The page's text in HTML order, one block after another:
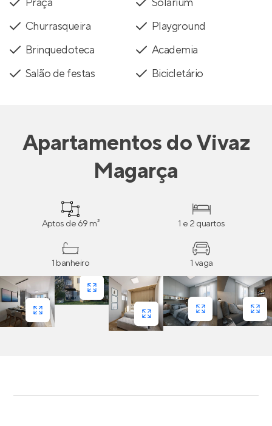
Praça
Solarium
Churrasqueira
Playground
Brinquedoteca
Academia
Salão de festas
Bicicletário
ApartamentosdoVivaz
Magarça
Aptos de 69 m² 1 e 2 quartos
1 banheiro 1 vaga